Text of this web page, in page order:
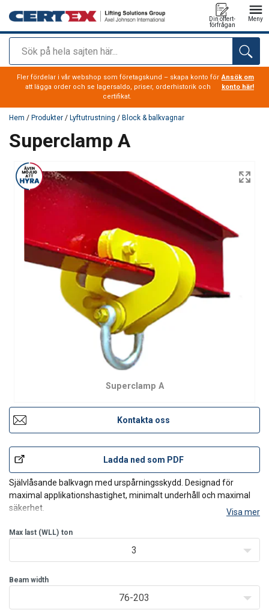
Sök
Din offert-
förfrågan
Meny
tillagd i varukorg
Fler fördelar i vår webshop som företagskund – skapa konto för
att lägga order och se lagersaldo, priser, orderhistorik och
certifikat.
Ansök om
konto här!
Hem / Produkter / Lyftutrustning / Block & balkvagnar
Superclamp A
Superclamp A
Kontakta oss
Ladda ned som PDF
Självlåsande balkvagn med urspårningsskydd. Designad för
maximal applikationshastighet, minimalt underhåll och maximal
säkerhet.
Visa mer
Max last (WLL) ton
3
Beam width
76-203